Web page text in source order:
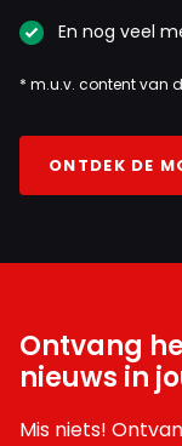
En nog veel
* m.u.v. content van
ONTDEK DE
Ontvang
nieuws in
Mis niets!